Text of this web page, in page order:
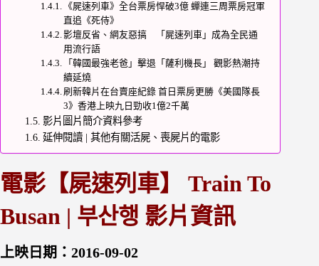
《屍速列車》全台票房悍破3億 蟬連三周票房冠軍
直追《死侍》
影壇反省、網友惡搞 「屍速列車」成為全民通
用流行語
「韓國最強老爸」擊退「薩利機長」 觀影熱潮持
續延燒
刷新韓片在台賣座紀錄 首日票房更勝《美國隊長
3》香港上映九日勁收1億2千萬
影片圖片簡介資料參考
延伸閱讀 | 其他有關活屍、喪屍片的電影
電影【屍速列車】 Train To
Busan | 부산행 影片資訊
上映日期：2016-09-02